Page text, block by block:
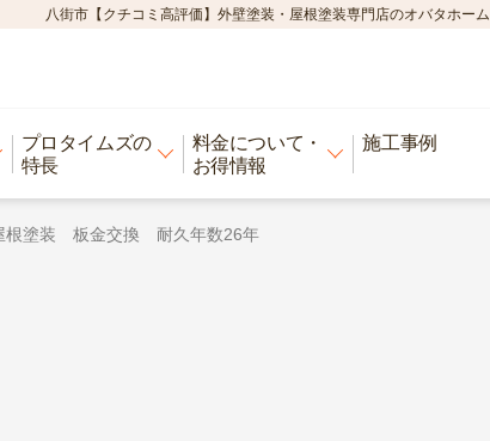
八街市【クチコミ高評価】外壁塗装・屋根塗装専門店のオバタホーム
プロタイムズの
特長
料金について・
お得情報
施工事例
塗装 板金交換 耐久年数26年